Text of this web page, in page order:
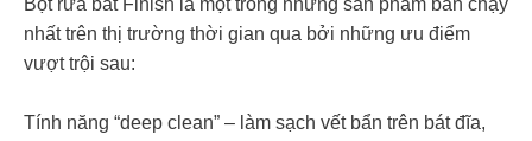
Bột rửa bát Finish là một trong những sản phẩm bán chạy
nhất trên thị trường thời gian qua bởi những ưu điểm
vượt trội sau:
Tính năng “deep clean” – làm sạch vết bẩn trên bát đĩa,